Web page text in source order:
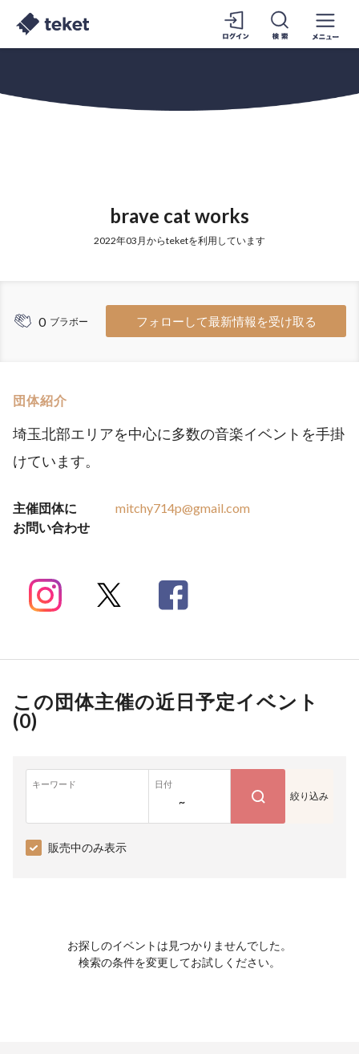
brave cat works
2022年03月からteketを利用しています
0 ブラボー フォローして最新情報を受け取る
団体紹介
埼玉北部エリアを中心に多数の音楽イベントを手掛
けています。
主催団体に
お問い合わせ
mitchy714p@gmail.com
この団体主催の近日予定イベント
(0)
キーワード 日付
~ 絞り込み
販売中のみ表示
お探しのイベントは見つかりませんでした。
検索の条件を変更してお試しください。